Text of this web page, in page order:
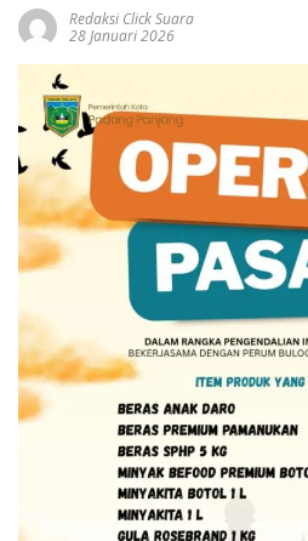
Redaksi Click Suara
28 Januari 2026